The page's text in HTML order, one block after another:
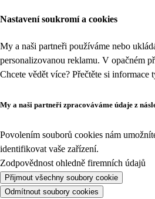
Nastavení soukromí a cookies
My a naši partneři používáme nebo
personalizovanou reklamu. V opačném
Chcete vědět více? Přečtěte si informace
My a naši partneři zpracováváme údaje z
Povolením souborů cookies nám
identifikovat vaše zařízení.
Zodpovědnost ohledně firemních údajů
Přijmout všechny soubory cookie
Odmítnout soubory cookies